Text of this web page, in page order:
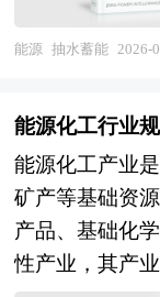
题，比如并购
值，并购重组
题，企业内部
因而必须委托
研普华咨询公
基础上，主要
国家发改委、
水储能-放水发
报告旨在从国
挖掘抽水蓄能
域结构、市场
变化的生动描
能业务的市场
找抽水蓄能行
能源 抽水蓄能 2026-
能源化工行业
能源化工产业
矿产等基础资
产品、基础化
性产业，其产